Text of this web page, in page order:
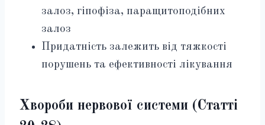
залоз, гіпофіза, паращитоподібних
залоз
Придатність залежить від тяжкості
порушень та ефективності лікування
Хвороби нервової системи (Статті